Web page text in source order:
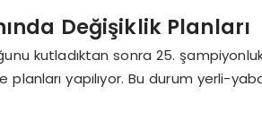
Değişiklik Planları
kutladıktan sonra 25.
planları yapılıyor. Bu durum yerli-